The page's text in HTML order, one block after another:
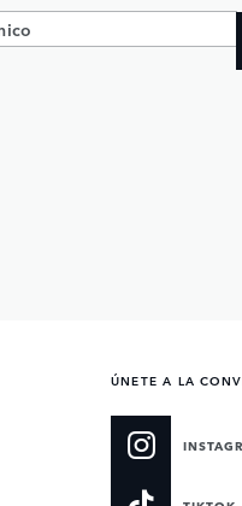
ÚNETE A LA